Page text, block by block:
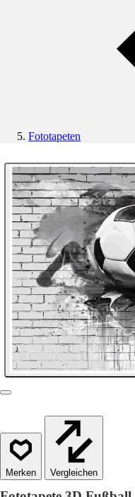
Fototapeten
Vergleichen